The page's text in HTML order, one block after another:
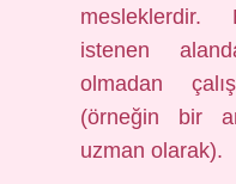
istenen
olmadan
(örneğin bir
uzman olarak).